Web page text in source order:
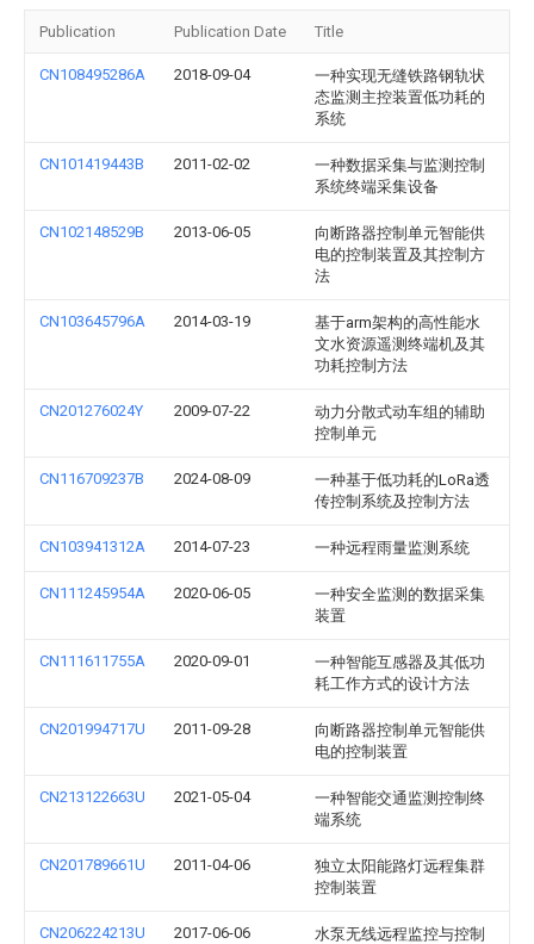
Publication Publication Date Title
CN108495286A 2018-09-04
一种实现无缝铁路钢轨状
态监测主控装置低功耗的
系统
CN101419443B 2011-02-02
一种数据采集与监测控制
系统终端采集设备
CN102148529B 2013-06-05
向断路器控制单元智能供
电的控制装置及其控制方
法
CN103645796A 2014-03-19
基于arm架构的高性能水
文水资源遥测终端机及其
功耗控制方法
CN201276024Y 2009-07-22
动力分散式动车组的辅助
控制单元
CN116709237B 2024-08-09
一种基于低功耗的LoRa透
传控制系统及控制方法
CN103941312A 2014-07-23 一种远程雨量监测系统
CN111245954A 2020-06-05
一种安全监测的数据采集
装置
CN111611755A 2020-09-01
一种智能互感器及其低功
耗工作方式的设计方法
CN201994717U 2011-09-28
向断路器控制单元智能供
电的控制装置
CN213122663U 2021-05-04
一种智能交通监测控制终
端系统
CN201789661U 2011-04-06
独立太阳能路灯远程集群
控制装置
CN206224213U 2017-06-06
水泵无线远程监控与控制